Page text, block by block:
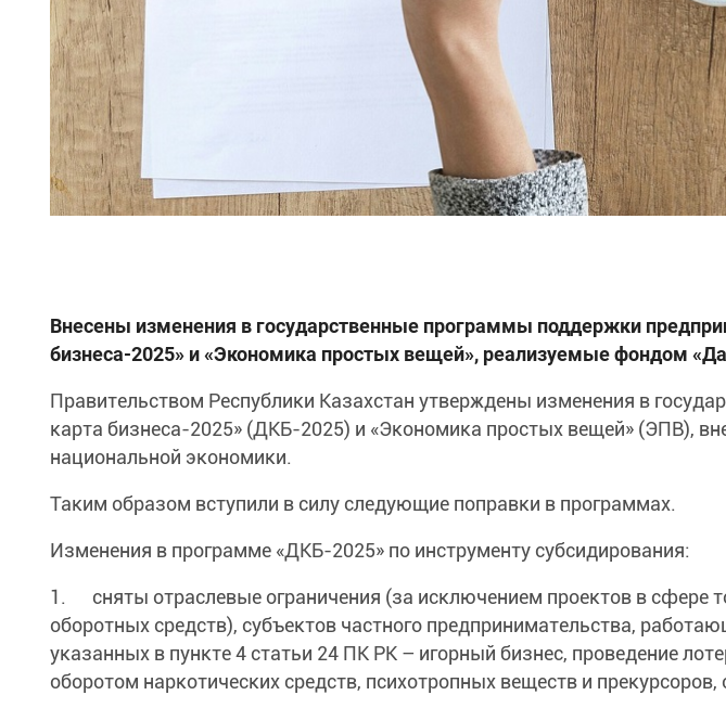
Внесены изменения в государственные программы поддержки
бизнеса-2025» и «Экономика простых вещей», реализуемые фондом
Правительством Республики Казахстан утверждены изменения в
карта бизнеса-2025» (ДКБ-2025) и «Экономика простых вещей» (ЭПВ),
национальной экономики.
Таким образом вступили в силу следующие поправки в программах.
Изменения в программе «ДКБ-2025» по инструменту субсидирования:
1. сняты отраслевые ограничения (за исключением проектов в сфере
оборотных средств), субъектов частного предпринимательства,
указанных в пункте 4 статьи 24 ПК РК – игорный бизнес, проведение
оборотом наркотических средств, психотропных веществ и